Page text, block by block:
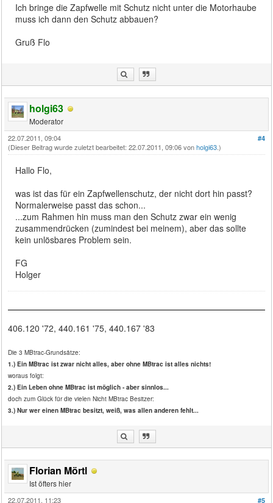
Ich bringe die Zapfwelle mit Schutz nicht unter die Motorhaube
muss ich dann den Schutz abbauen?
Gruß Flo
holgi63
Moderator
#4
22.07.2011, 09:04
(Dieser Beitrag wurde zuletzt bearbeitet: 22.07.2011, 09:06 vonholgi63.)
Hallo Flo,
was ist das für ein Zapfwellenschutz, der nicht dort hin passt?
Normalerweise passt das schon...
...zum Rahmen hin muss man den Schutz zwar ein wenig
zusammendrücken (zumindest bei meinem), aber das sollte
kein unlösbares Problem sein.
FG
Holger
406.120 '72, 440.161 '75, 440.167 '83
Die 3 MBtrac-Grundsätze:
1.) Ein MBtrac ist zwar nicht alles, aber ohne MBtrac ist alles nichts!
woraus folgt:
2.) Ein Leben ohne MBtrac ist möglich - aber sinnlos...
doch zum Glück für die vielen Nicht MBtrac Besitzer:
3.) Nur wer einen MBtrac besitzt, weiß, was allen anderen fehlt...
Florian Mörtl
Ist öfters hier
#5
22.07.2011, 11:23